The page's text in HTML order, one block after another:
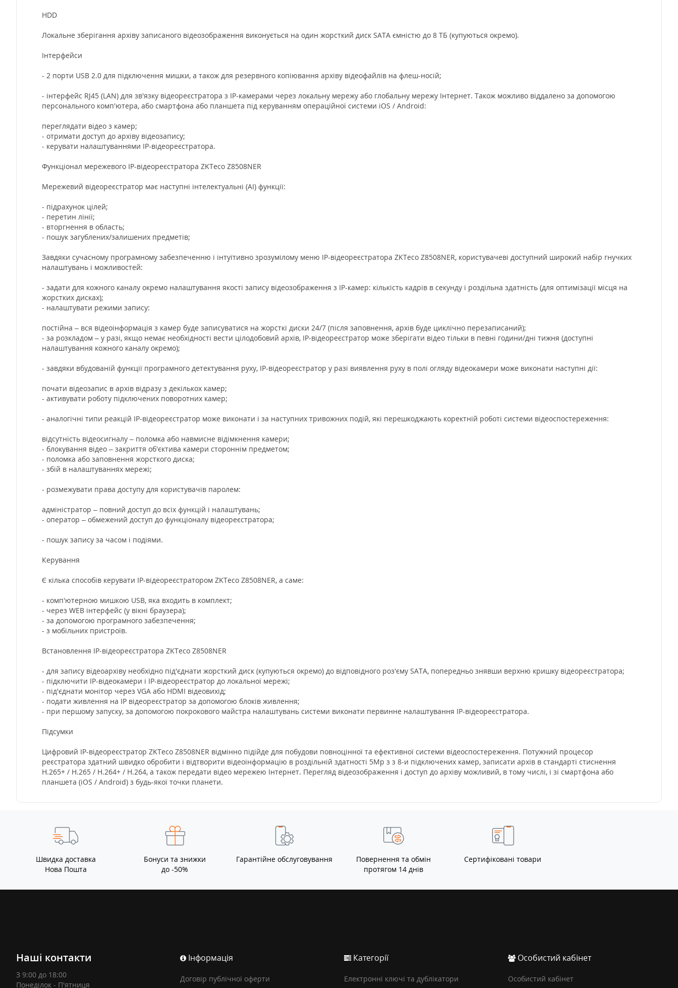
HDD
Локальне зберігання архіву записаного відеозображення виконується на один жорсткий диск SATA ємністю до 8 ТБ (купуються окремо).
Інтерфейси
- 2 порти USB 2.0 для підключення мишки, а також для резервного копіювання архіву відеофайлів на флеш-носій;
- інтерфейс RJ45 (LAN) для зв'язку відеореєстратора з IP-камерами через локальну мережу або глобальну мережу Інтернет. Також можливо віддалено за допомогою
персонального комп'ютера, або смартфона або планшета під керуванням операційної системи iOS / Android:
переглядати відео з камер;
- отримати доступ до архіву відеозапису;
- керувати налаштуваннями IP-відеореєстратора.
Функціонал мережевого IP-відеореєстратора ZKTeco Z8508NER
Мережевий відеореєстратор має наступні інтелектуальні (AI) функції:
- підрахунок цілей;
- перетин лінії;
- вторгнення в область;
- пошук загублених/залишених предметів;
Завдяки сучасному програмному забезпеченню і інтуїтивно зрозумілому меню IP-відеореєстратора ZKTeco Z8508NER, користувачеві доступний широкий набір гнучких
налаштувань і можливостей:
- задати для кожного каналу окремо налаштування якості запису відеозображення з IP-камер: кількість кадрів в секунду і роздільна здатність (для оптимізації місця на
жорстких дисках);
- налаштувати режими запису:
постійна – вся відеоінформація з камер буде записуватися на жорсткі диски 24/7 (після заповнення, архів буде циклічно перезаписаний);
- за розкладом – у разі, якщо немає необхідності вести цілодобовий архів, IP-відеореєстратор може зберігати відео тільки в певні години/дні тижня (доступні
налаштування кожного каналу окремо);
- завдяки вбудованій функції програмного детектування руху, IP-відеореєстратор у разі виявлення руху в полі огляду відеокамери може виконати наступні дії:
почати відеозапис в архів відразу з декількох камер;
- активувати роботу підключених поворотних камер;
- аналогічні типи реакцій IP-відеореєстратор може виконати і за наступних тривожних подій, які перешкоджають коректній роботі системи відеоспостереження:
відсутність відеосигналу – поломка або навмисне відімкнення камери;
- блокування відео – закриття об'єктива камери стороннім предметом;
- поломка або заповнення жорсткого диска;
- збій в налаштуваннях мережі;
- розмежувати права доступу для користувачів паролем:
адміністратор – повний доступ до всіх функцій і налаштувань;
- оператор – обмежений доступ до функціоналу відеореєстратора;
- пошук запису за часом і подіями.
Керування
Є кілька способів керувати IP-відеореєстратором ZKTeco Z8508NER, а саме:
- комп'ютерною мишкою USB, яка входить в комплект;
- через WEB інтерфейс (у вікні браузера);
- за допомогою програмного забезпечення;
- з мобільних пристроїв.
Встановлення IP-відеореєстратора ZKTeco Z8508NER
- для запису відеоархіву необхідно під'єднати жорсткий диск (купуються окремо) до відповідного роз'єму SATA, попередньо знявши верхню кришку відеореєстратора;
- підключити IP-відеокамери і IP-відеореєстратор до локальної мережі;
- під'єднати монітор через VGA або HDMI відеовихід;
- подати живлення на IP відеореєстратор за допомогою блоків живлення;
- при першому запуску, за допомогою покрокового майстра налаштувань системи виконати первинне налаштування IP-відеореєстратора.
Підсумки
Цифровий IP-відеореєстратор ZKTeco Z8508NER відмінно підійде для побудови повноцінної та ефективної системи відеоспостереження. Потужний процесор
реєстратора здатний швидко обробити і відтворити відеоінформацію в роздільній здатності 5Mp з з 8-и підключених камер, записати архів в стандарті стиснення
H.265+ / H.265 / H.264+ / H.264, а також передати відео мережею Інтернет. Перегляд відеозображення і доступ до архіву можливий, в тому числі, і зі смартфона або
планшета (iOS / Android) з будь-якої точки планети.
Швидка доставка
Нова Пошта
Бонуси та знижки
до -50%
Гарантійне обслуговування
Повернення та обмін
протягом 14 днів
Сертифіковані товари
Наші контакти
З 9:00 до 18:00
Понеділок - П'ятниця
Інформація
Договір публічної оферти
Категорії
Електронні ключі та дублікатори
Особистий кабінет
Особистий кабінет